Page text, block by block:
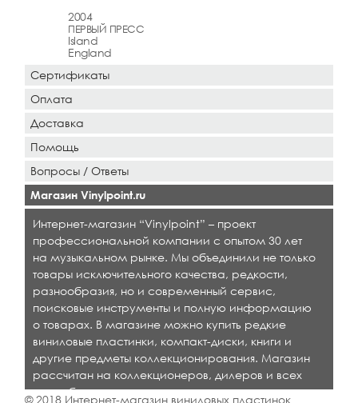
2004
ПЕРВЫЙ ПРЕСС
Island
England
Сертификаты
Оплата
Доставка
Помощь
Вопросы / Ответы
Магазин Vinylpoint.ru
Интернет-магазин “Vinylpoint” – проект
профессиональной компании с опытом 30 лет
на музыкальном рынке. Мы объединили не только
товары исключительного качества, редкости,
разнообразия, но и современный сервис,
поисковые инструменты и полную информацию
о товарах. В магазине можно купить редкие
виниловые пластинки, компакт-диски, книги и
другие предметы коллекционирования. Магазин
рассчитан на коллекционеров, дилеров и всех
кто любит качественную музыку.
© 2018 Интернет-магазин виниловых пластинок